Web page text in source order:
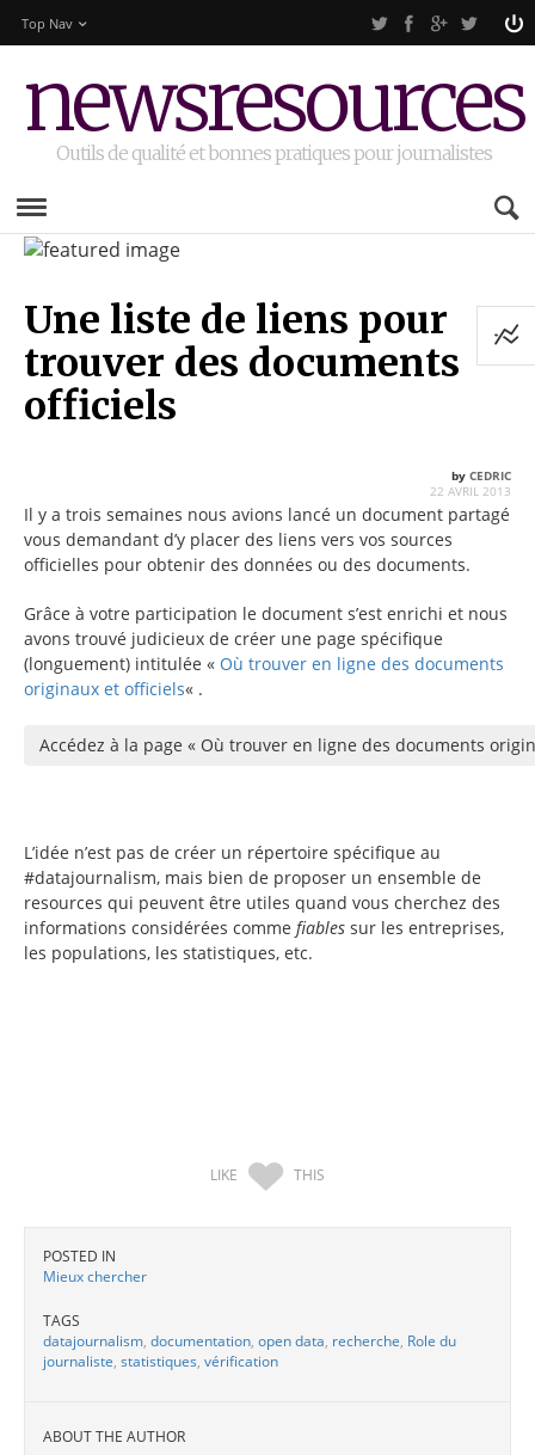
Top Nav
newsresources
Outils de qualité et bonnes pratiques pour journalistes
Une liste de liens pour
trouver des documents
officiels
by CEDRIC
22 AVRIL 2013
Il y a trois semaines nous avions lancé un document partagé
vous demandant d’y placer des liens vers vos sources
officielles pour obtenir des données ou des documents.
Grâce à votre participation le document s’est enrichi et nous
avons trouvé judicieux de créer une page spécifique
(longuement) intitulée « Où trouver en ligne des documents
originaux et officiels« .
Accédez à la page « Où trouver en ligne des documents
L’idée n’est pas de créer un répertoire spécifique au
#datajournalism, mais bien de proposer un ensemble de
resources qui peuvent être utiles quand vous cherchez des
informations considérées comme fiables sur les entreprises,
les populations, les statistiques, etc.
LIKE THIS
POSTED IN
Mieux chercher
TAGS
datajournalism, documentation, open data, recherche, Role du
journaliste, statistiques, vérification
ABOUT THE AUTHOR